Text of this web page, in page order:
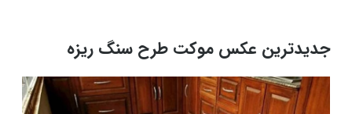
جدیدترین عکس موکت طرح سنگ ریزه